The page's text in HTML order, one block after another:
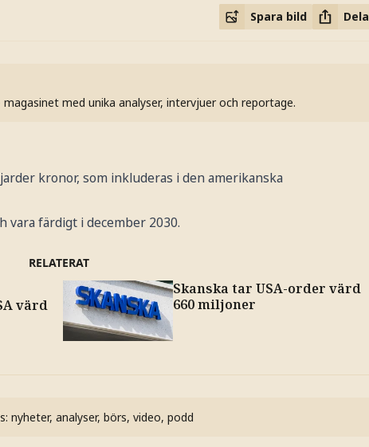
Spara bild Dela
magasinet med unika analyser, intervjuer och reportage.
kronor, som inkluderas i den amerikanska
vara färdigt i december 2030.
RELATERAT
värd
Skanska tar USA-order värd
660 miljoner
nyheter, analyser, börs, video, podd